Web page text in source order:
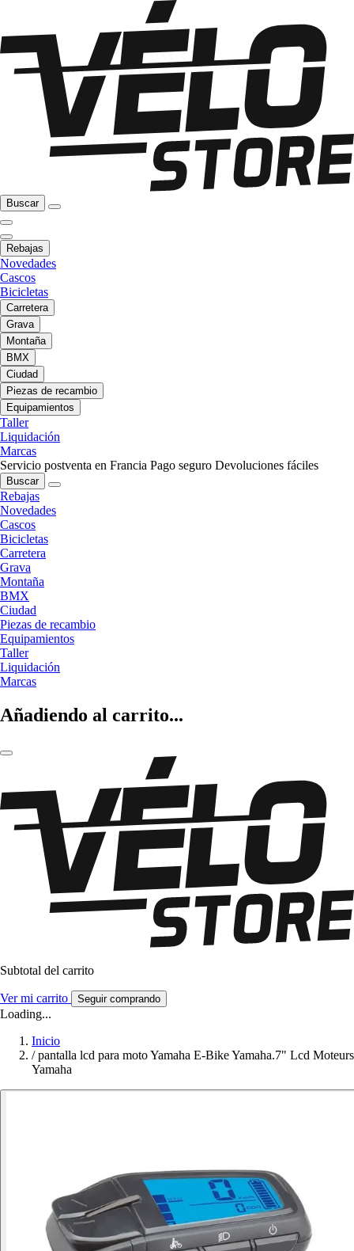
Buscar
Rebajas
Novedades
Cascos
Bicicletas
Carretera
Grava
Montaña
BMX
Ciudad
Piezas de recambio
Equipamientos
Taller
Liquidación
Marcas
Servicio postventa en Francia Pago seguro Devoluciones fáciles
Buscar
Rebajas
Novedades
Cascos
Bicicletas
Carretera
Grava
Montaña
BMX
Ciudad
Piezas de recambio
Equipamientos
Taller
Liquidación
Marcas
Añadiendo al carrito...
Subtotal del carrito
Ver mi carrito Seguir comprando
Loading...
Inicio
/ pantalla lcd para moto Yamaha E-Bike Yamaha.7" Lcd Moteurs
Yamaha